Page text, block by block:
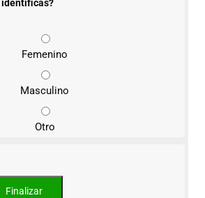
identificas?
Femenino
Masculino
Otro